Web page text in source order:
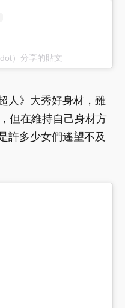
）分享的貼文
人》大秀好身材，雖
但在維持自己身材方
許多少女們遙望不及